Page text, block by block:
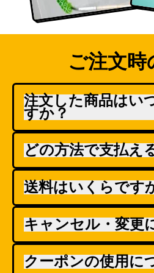
ご注文時
注文した商品はい
すか？
どの方法で支払え
送料はいくらです
キャンセル・変更
クーポンの使用に